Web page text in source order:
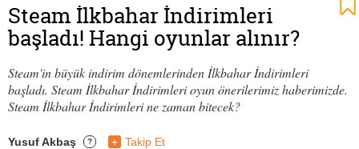
Steam İlkbahar İndirimleri
başladı! Hangi oyunlar alınır?
Steam'in büyük indirim dönemlerinden İlkbahar İndirimleri
başladı. Steam İlkbahar İndirimleri oyun önerilerimiz haberimizde.
Steam İlkbahar İndirimleri ne zaman bitecek?
Yusuf Akbaş ? + Takip Et